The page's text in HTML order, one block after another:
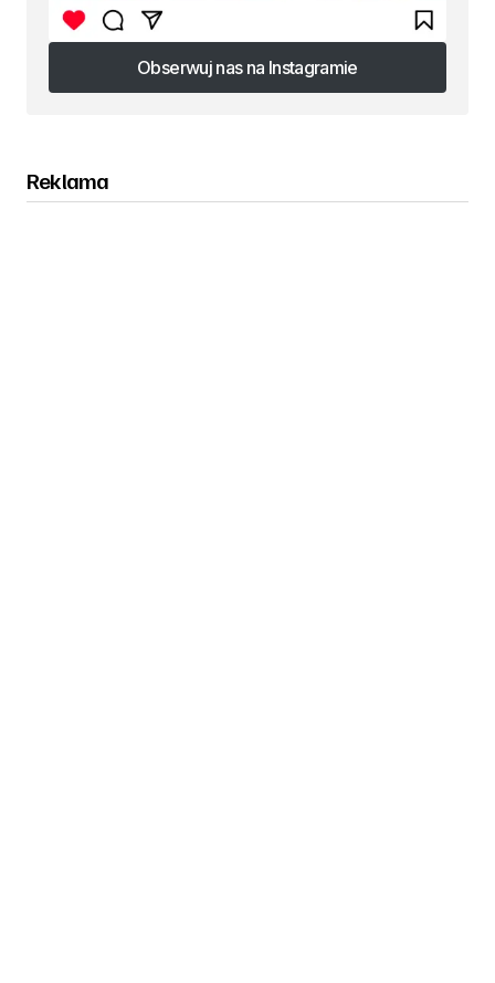
Obserwuj nas na Instagramie
Obserwuj nas na Instagramie
Reklama